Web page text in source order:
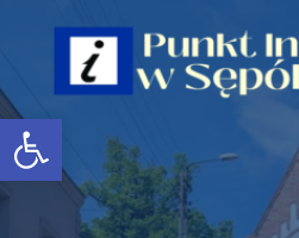
Open toolbar